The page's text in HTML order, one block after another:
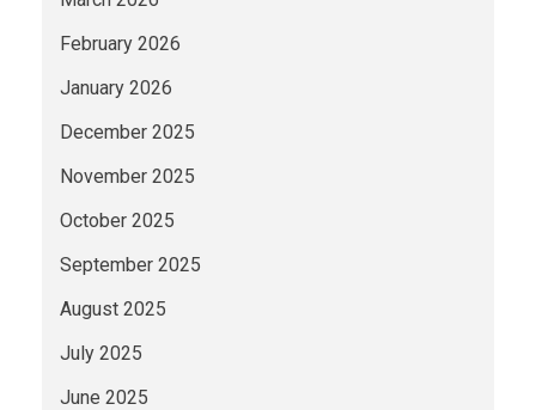
February 2026
January 2026
December 2025
November 2025
October 2025
September 2025
August 2025
July 2025
June 2025